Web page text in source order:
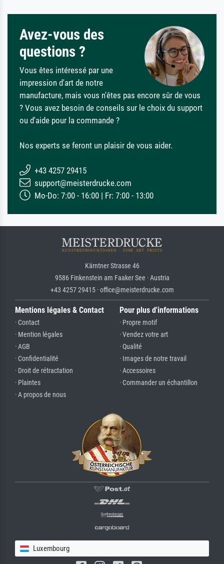
Avez-vous des
questions ?
Vous êtes intéressé par une
impression d'art de notre
manufacture, mais vous n'êtes pas encore sûr de vous
? Vous avez besoin de conseils sur le choix du support
ou d'aide pour la commande ?
Nos experts se feront un plaisir de vous aider.
+43 4257 29415
support@meisterdrucke.com
Mo-Do: 7:00 - 16:00 | Fr: 7:00 - 13:00
Kärntner Strasse 46
9586 Finkenstein am Faaker See · Austria
+43 4257 29415 · office@meisterdrucke.com
Mentions légales & Contact
· Contact
· Mention légales
· AGB
· Confidentialité
· Droit de rétractation
· Plaintes
· A propos de nous
Pour plus d'informations
· Propre motif
· Vendez votre art
· Qualité
· Images de notre travail
· Accessoires
· Commander un échantillon
Luxembourg